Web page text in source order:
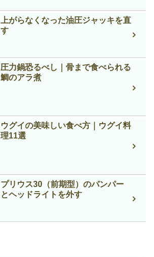
上がらなくなった油圧ジャッキを直
す
圧力鍋恐るべし｜骨まで食べられる
鯛のアラ煮
ウグイの美味しい食べ方｜ウグイ料
理11選
プリウス30（前期型）のバンパー
とヘッドライトを外す